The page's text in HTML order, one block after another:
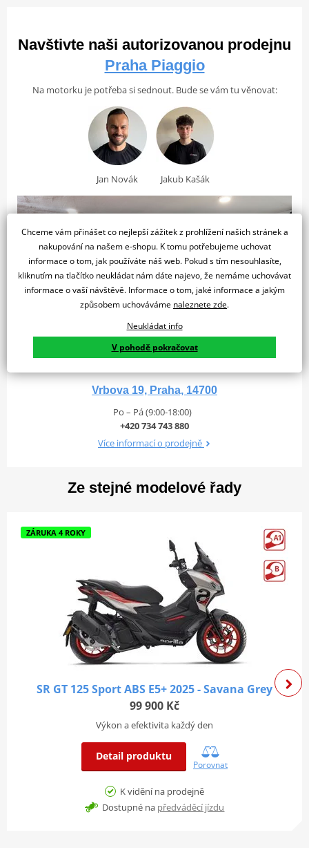
Ochranné, funkční a aktivní jízdní vlastnosti, které zajišťují lepší
kontrolu na silnici, to je kolo, na kterém je jízda zábavná a
dynamická, ať už se vydáte kamkoli.
Aprilia SR GT s robustními liniemi, které vzbuzují pozornost, ať už
se objeví kdekoli, je ztělesněním pravého ducha designu
sportovních motocyklů. Nahá řídítka a full-LED světla ještě více
zdůrazňují jeho dynamický, agresivní charakter a činí z tohoto
skútru autentický symbol stylu a dobrodružství na dvou kolech.
Každý výlet se stane vzrušující výzvou.
Aprilia SR GT je navržena tak, aby dokázala využít touhu po
i-get. Živá 125 s výkonem 11 kW a výkonná 13kW 200 jsou vybaveny
systémem RISS (Regulated Inverter Start & Stop System). Síla a
hbitost, takže se můžete pustit do jakékoli výzvy a pocítit vášeň při
každém skoku za jízdy.
Rám a rozměry
Objem palivové nádrže
2 290 Kč
Skladem
6 390 Kč
Skladem
Navštivte naši autorizovanou prodejnu
Praha Piaggio
Na motorku je potřeba si sednout. Bude se vám tu věnovat:
Jan Novák Jakub Kašák
Vrbova 19, Praha, 14700
Po – Pá (9:00-18:00)
+420 734 743 880
Více informací o prodejně
Ze stejné modelové řady
ZÁRUKA 4 ROKY
SR GT 125 Sport ABS E5+ 2025 - Savana Grey
99 900 Kč
Výkon a efektivita každý den
Detail produktu
Porovnat
K vidění na prodejně
Dostupné na předváděcí jízdu
Chceme vám přinášet co nejlepší zážitek z prohlížení našich stránek a
nakupování na našem e-shopu. K tomu potřebujeme uchovat
informace o tom, jak používáte náš web. Pokud s tím nesouhlasíte,
kliknutím na tlačítko neukládat nám dáte najevo, že nemáme uchovávat
informace o vaší návštěvě. Informace o tom, jaké informace a jakým
způsobem uchováváme naleznete zde.
Neukládat info
V pohodě pokračovat